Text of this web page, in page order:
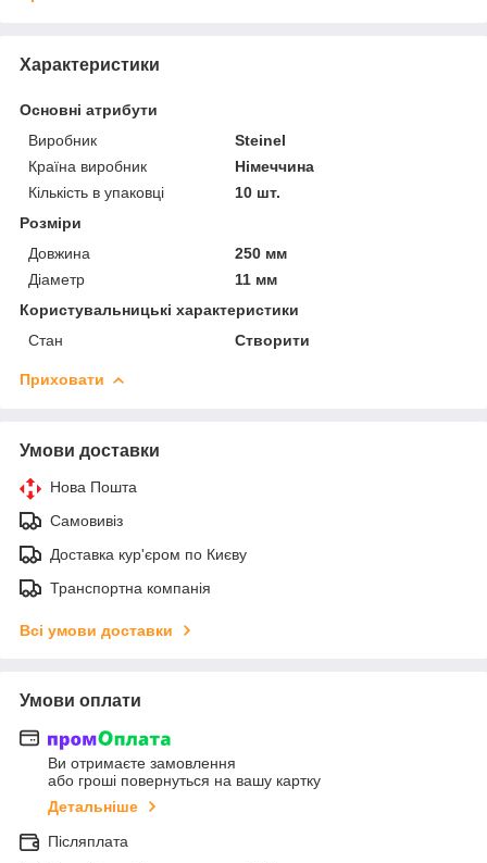
Характеристики
Основні атрибути
Виробник
Steinel
Країна виробник
Німеччина
Кількість в упаковці
10 шт.
Розміри
Довжина
250 мм
Діаметр
11 мм
Користувальницькі характеристики
Стан
Створити
Приховати
Умови доставки
Нова Пошта
Самовивіз
Доставка кур'єром по Києву
Транспортна компанія
Всі умови доставки
Умови оплати
Ви отримаєте замовлення
або гроші повернуться на вашу картку
Детальніше
Післяплата